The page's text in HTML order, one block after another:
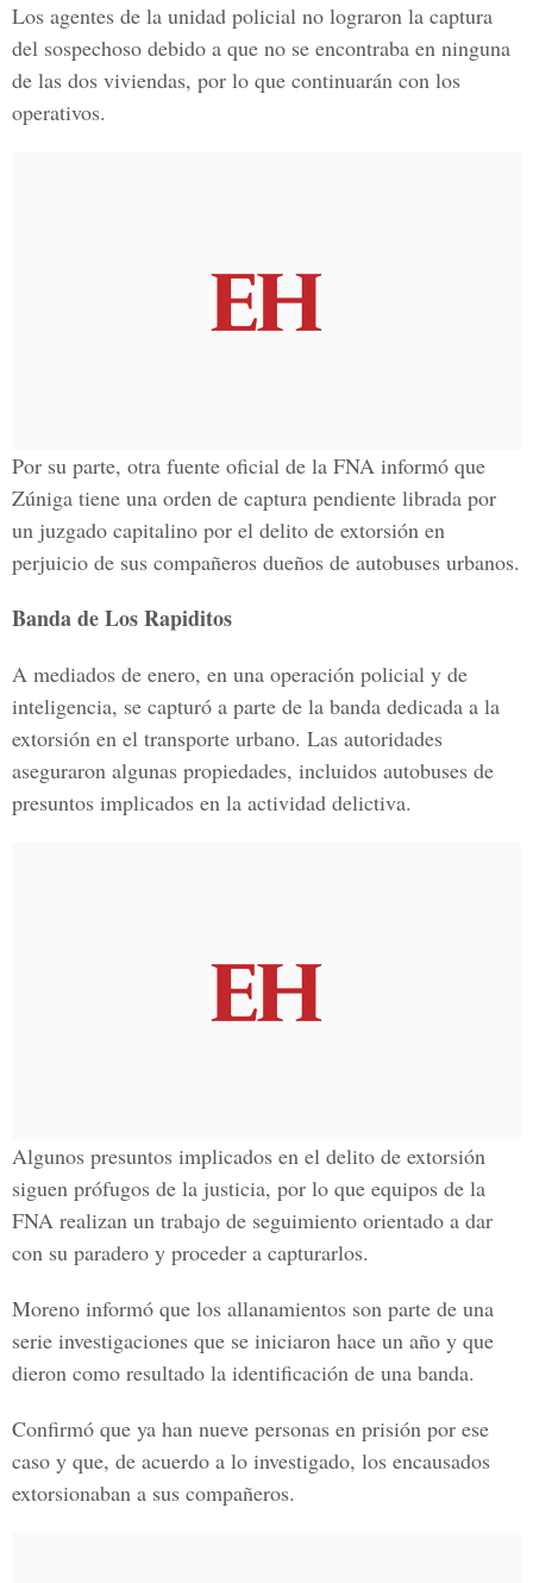
Los agentes de la unidad policial no lograron la captura
del sospechoso debido a que no se encontraba en ninguna
de las dos viviendas, por lo que continuarán con los
operativos.
Por su parte, otra fuente oficial de la FNA informó que
Zúniga tiene una orden de captura pendiente librada por
un juzgado capitalino por el delito de extorsión en
perjuicio de sus compañeros dueños de autobuses urbanos.
Banda de Los Rapiditos
A mediados de enero, en una operación policial y de
inteligencia, se capturó a parte de la banda dedicada a la
extorsión en el transporte urbano. Las autoridades
aseguraron algunas propiedades, incluidos autobuses de
presuntos implicados en la actividad delictiva.
Algunos presuntos implicados en el delito de extorsión
siguen prófugos de la justicia, por lo que equipos de la
FNA realizan un trabajo de seguimiento orientado a dar
con su paradero y proceder a capturarlos.
Moreno informó que los allanamientos son parte de una
serie investigaciones que se iniciaron hace un año y que
dieron como resultado la identificación de una banda.
Confirmó que ya han nueve personas en prisión por ese
caso y que, de acuerdo a lo investigado, los encausados
extorsionaban a sus compañeros.